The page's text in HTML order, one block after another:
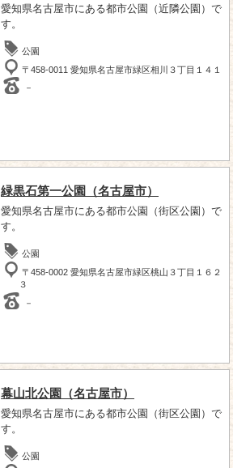
愛知県名古屋市にある都市公園（近隣公園）で
す。
公園
〒458-0011 愛知県名古屋市緑区相川３丁目１４１
－
緑黒石第一公園（名古屋市）
愛知県名古屋市にある都市公園（街区公園）で
す。
公園
〒458-0002 愛知県名古屋市緑区桃山３丁目１６２
３
－
幕山北公園（名古屋市）
愛知県名古屋市にある都市公園（街区公園）で
す。
公園